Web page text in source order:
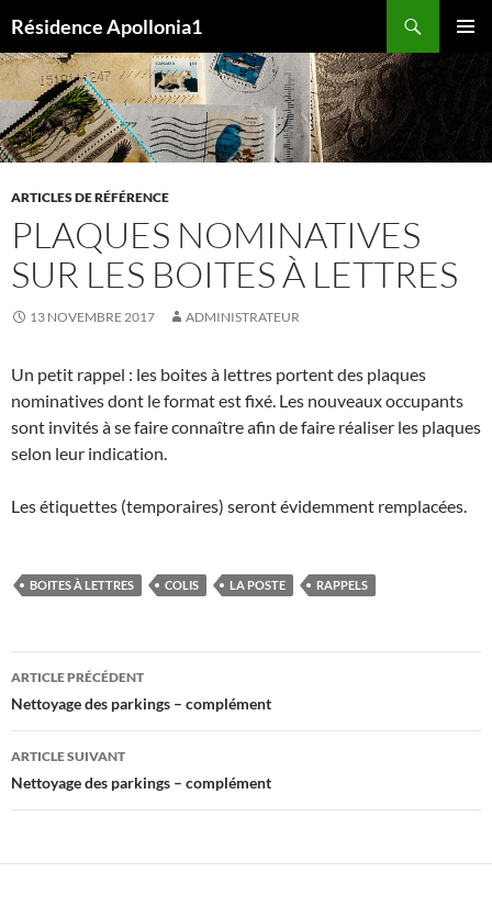
au
contenu
Résidence Apollonia1
MENU
ARTICLES DE RÉFÉRENCE
PLAQUES NOMINATIVES
SUR LES BOITES À LETTRES
13 NOVEMBRE 2017 ADMINISTRATEUR
Un petit rappel : les boites à lettres portent des plaques
nominatives dont le format est fixé. Les nouveaux occupants
sont invités à se faire connaître afin de faire réaliser les plaques
selon leur indication.
Les étiquettes (temporaires) seront évidemment remplacées.
BOITES À LETTRES COLIS LA POSTE RAPPELS
Navigation
des
articles
ARTICLE PRÉCÉDENT
Nettoyage des parkings – complément
ARTICLE SUIVANT
Nettoyage des parkings – complément